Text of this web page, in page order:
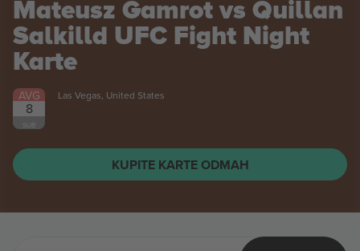
Mateusz Gamrot vs Quillan
Salkilld UFC Fight Night
Karte
AVG
8
SUB
Las Vegas, United States
KUPITE KARTE ODMAH